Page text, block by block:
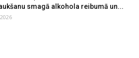
smagā alkohola reibumā un...